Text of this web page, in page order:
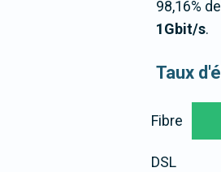
98,16%
1Gbit/s.
Taux
Fibre
DSL